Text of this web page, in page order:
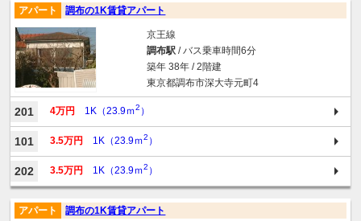
アパート 調布の1K賃貸アパート
京王線
調布駅/ バス乗車時間6分
築年 38年 / 2階建
東京都調布市深大寺元町4
201 4万円 1K（23.9ｍ2 ）
101 3.5万円 1K（23.9ｍ2 ）
202 3.5万円 1K（23.9ｍ2 ）
アパート 調布の1K賃貸アパート